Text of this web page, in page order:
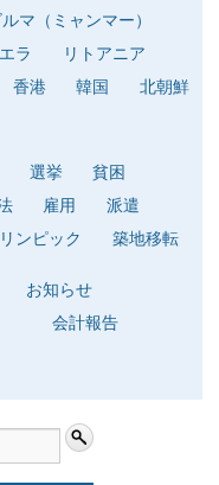
ルマ（ミャンマー）
ラ
リトアニア
香港 韓国 北朝鮮
選挙
貧困
雇用
派遣
ンピック 築地移転
お知らせ
会計報告